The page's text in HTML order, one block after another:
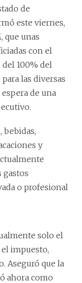
de
este viernes,
que unas
con el
100% del
para las diversas
de una
bebidas,
y
gastos
o profesional
solo el
impuesto,
Aseguró que la
ahora como